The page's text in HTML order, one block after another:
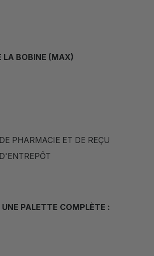
LA BOBINE (MAX)
PHARMACIE ET DE REÇU
UNE PALETTE COMPLÈTE :